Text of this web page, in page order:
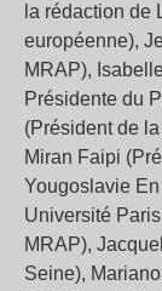
la rédaction de
européenne),
MRAP),
Présidente du
(Président de
Miran Faipi
Yougoslavie
Université
MRAP),
Seine),